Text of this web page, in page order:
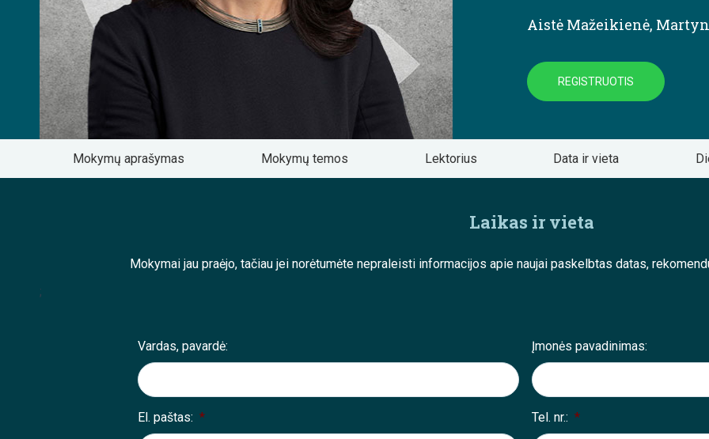
Aistė Mažeikienė,
REGISTRUOTIS
Mokymų aprašymas Mokymų temos Lektorius Data ir vieta
Laikas ir vieta
Mokymai jau praėjo, tačiau jei norėtumėte nepraleisti informacijos apie naujai paskelbtas datas,
;
Vardas, pavardė: Įmonės pavadinimas:
El. paštas: * Tel. nr.: *